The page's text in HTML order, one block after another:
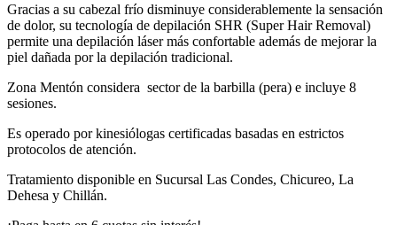
Gracias a su cabezal frío disminuye considerablemente la sensación
de dolor, su tecnología de depilación SHR (Super Hair Removal)
permite una depilación láser más confortable además de mejorar la
piel dañada por la depilación tradicional.
Zona Mentón considera sector de la barbilla (pera) e incluye 8
sesiones.
Es operado por kinesiólogas certificadas basadas en estrictos
protocolos de atención.
Tratamiento disponible en Sucursal Las Condes, Chicureo, La
Dehesa y Chillán.